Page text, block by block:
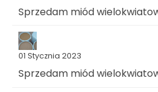
Sprzedam miód
01 Stycznia 2023
Sprzedam miód